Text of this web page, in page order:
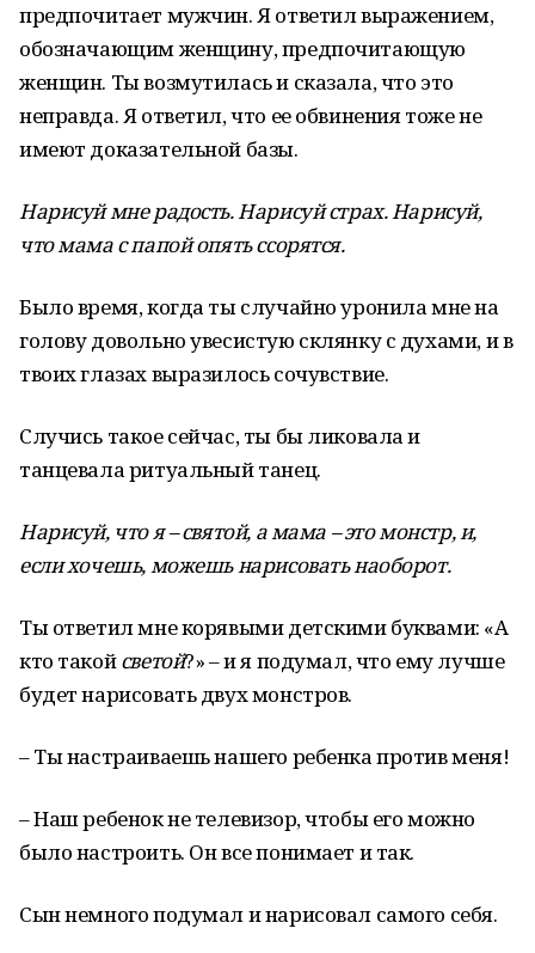
предпочитает мужчин. Я ответил выражением,
обозначающим женщину, предпочитающую
женщин. Ты возмутилась и сказала, что это
неправда. Я ответил, что ее обвинения тоже не
имеют доказательной базы.
Нарисуй мне радость. Нарисуй страх. Нарисуй,
что мама с папой опять ссорятся.
Было время, когда ты случайно уронила мне на
голову довольно увесистую склянку с духами, и в
твоих глазах выразилось сочувствие.
Случись такое сейчас, ты бы ликовала и
танцевала ритуальный танец.
Нарисуй, что я – святой, а мама – это монстр, и,
если хочешь, можешь нарисовать наоборот.
Ты ответил мне корявыми детскими буквами: «А
кто такойсветой?» – и я подумал, что ему лучше
будет нарисовать двух монстров.
– Ты настраиваешь нашего ребенка против меня!
– Наш ребенок не телевизор, чтобы его можно
было настроить. Он все понимает и так.
Сын немного подумал и нарисовал самого себя.